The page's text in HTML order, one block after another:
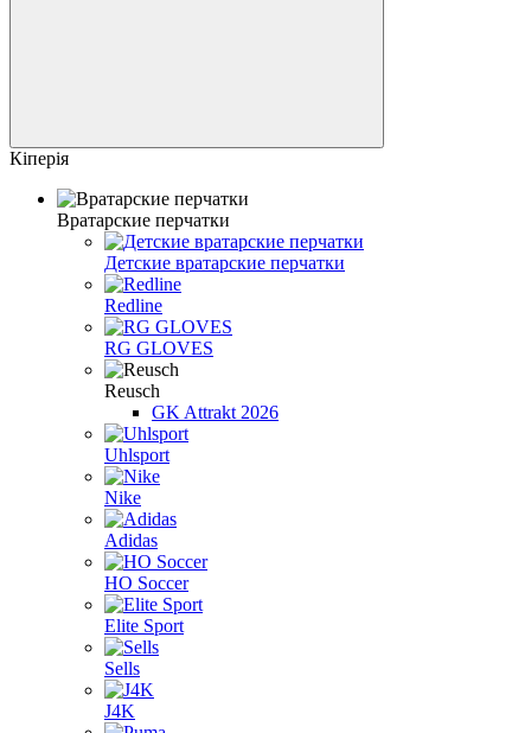
Кіперія
Вратарские перчатки
Детские вратарские перчатки
Redline
RG GLOVES
Reusch
GK Attrakt 2026
Uhlsport
Nike
Adidas
HO Soccer
Elite Sport
Sells
J4K